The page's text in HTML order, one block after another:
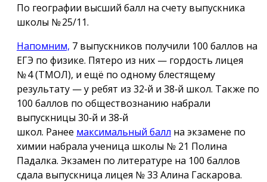
По географии высший балл на счету выпускника
школы № 25/11.
Напомним, 7 выпускников получили 100 баллов на
ЕГЭ по физике. Пятеро из них — гордость лицея
№ 4 (ТМОЛ), и ещё по одному блестящему
результату — у ребят из 32‑й и 38‑й школ. Также по
100 баллов по обществознанию набрали
выпускницы 30‑й и 38‑й
школ. Ранее максимальный балл на экзамене по
химии набрала ученица школы № 21 Полина
Падалка. Экзамен по литературе на 100 баллов
сдала выпускница лицея № 33 Алина Гаскарова.